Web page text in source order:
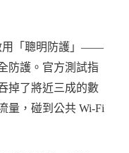
用「聰明防護」——
防護。官方測試指
掉了將近三成的數
量，碰到公共 Wi-Fi